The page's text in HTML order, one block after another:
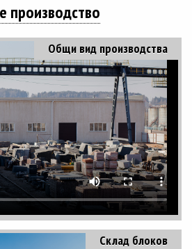
производство
Общи вид производства
Склад блоков